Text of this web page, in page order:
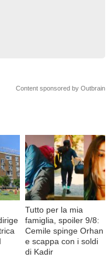
Content sponsored by Outbrain
Tutto per la mia
famiglia, spoiler 9/8:
Cemile spinge Orhan
e scappa con i soldi
di Kadir